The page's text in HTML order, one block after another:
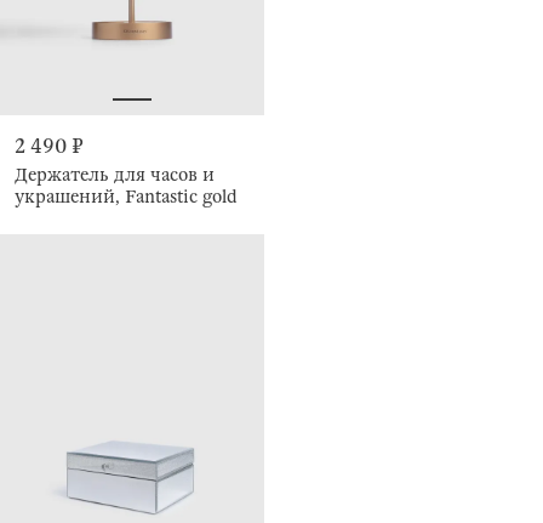
2 490 ₽
Держатель для часов и
украшений, Fantastic gold